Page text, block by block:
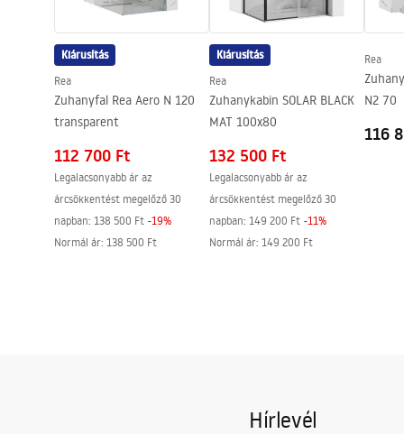
Csatlakozás átmérője
Garancia
5 Év
Kiárusítás
Rea
Zuhanyfal Rea Aero N 120
transparent
112 700 Ft
Legalacsonyabb ár az
árcsökkentést megelőző 30
napban: 138 500 Ft -19%
Normál ár: 138 500 Ft
Kiárusítás
Rea
Zuhanykabin SOLAR BLACK
MAT 100x80
132 500 Ft
Legalacsonyabb ár az
árcsökkentést megelőző 30
napban: 149 200 Ft -11%
Normál ár: 149 200 Ft
Rea
N2 70
116
Hírlevél